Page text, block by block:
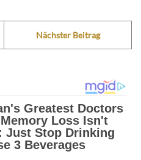
Nächster Beitrag